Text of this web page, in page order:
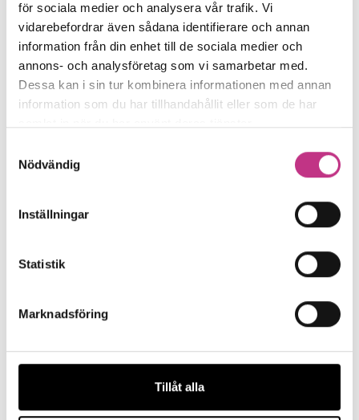
för sociala medier och analysera vår trafik. Vi
vidarebefordrar även sådana identifierare och annan
information från din enhet till de sociala medier och
annons- och analysföretag som vi samarbetar med.
Dessa kan i sin tur kombinera informationen med annan
information som du har tillhandahållit eller som de har
Nödvändig
Inställningar
Statistik
Marknadsföring
Tillåt alla
avgörande för Sveriges ekonomi och
välfärd. För att kunna stå sig starkt
framåt...
5 MIN LÄSTID : 26 FEB 2026
Studenter i ledningsrummet gav nya insikter
I tre år har Morakniv tagit in studenter i